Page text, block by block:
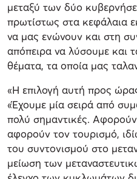
μεταξύ των δύο
πρωτίστως στα κεφάλαια
να μας ενώνουν και στη
απόπειρα να λύσουμε και
θέματα, τα οποία μας
«Η επιλογή αυτή προς
«Έχουμε μία σειρά από
πολύ σημαντικές.
αφορούν τον τουρισμό,
του συντονισμού στο
μείωση των